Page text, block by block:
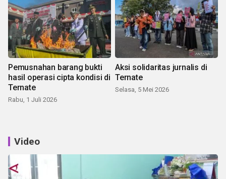
Pemusnahan barang bukti
hasil operasi cipta kondisi di
Ternate
Rabu, 1 Juli 2026
Aksi solidaritas jurnalis di
Ternate
Selasa, 5 Mei 2026
Video